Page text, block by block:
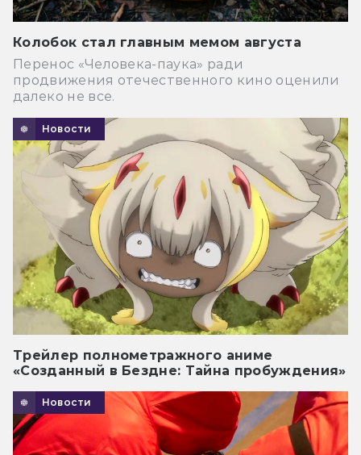
Колобок стал главным мемом августа
Перенос «Человека-паука» ради
продвижения отечественного кино оценили
далеко не все.
Новости
Трейлер полнометражного аниме
«Созданный в Бездне: Тайна пробуждения»
Новости